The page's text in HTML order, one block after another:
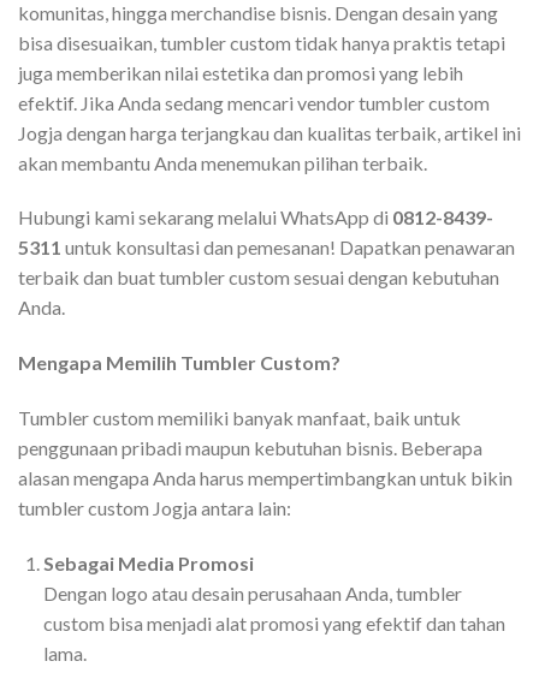
komunitas, hingga merchandise bisnis. Dengan desain yang
bisa disesuaikan, tumbler custom tidak hanya praktis tetapi
juga memberikan nilai estetika dan promosi yang lebih
efektif. Jika Anda sedang mencari vendor tumbler custom
Jogja dengan harga terjangkau dan kualitas terbaik, artikel ini
akan membantu Anda menemukan pilihan terbaik.
Hubungi kami sekarang melalui WhatsApp di 0812-8439-
5311 untuk konsultasi dan pemesanan! Dapatkan penawaran
terbaik dan buat tumbler custom sesuai dengan kebutuhan
Anda.
Mengapa Memilih Tumbler Custom?
Tumbler custom memiliki banyak manfaat, baik untuk
penggunaan pribadi maupun kebutuhan bisnis. Beberapa
alasan mengapa Anda harus mempertimbangkan untuk bikin
tumbler custom Jogja antara lain:
Sebagai Media Promosi
Dengan logo atau desain perusahaan Anda, tumbler
custom bisa menjadi alat promosi yang efektif dan tahan
lama.